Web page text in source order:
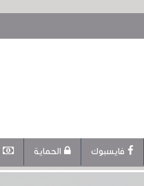
فايسبوك الحماية